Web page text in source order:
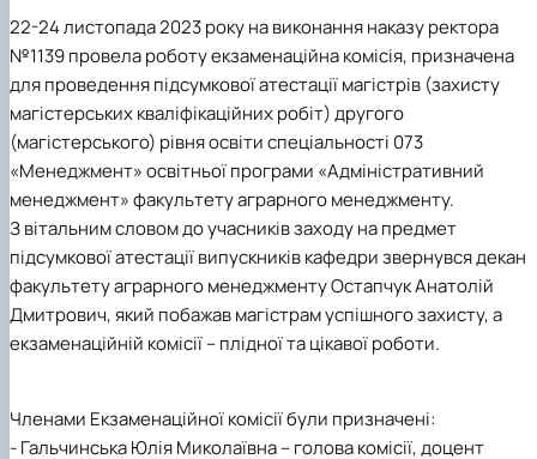
22-24 листопада 2023 року на виконання наказу ректора
№1139 провела роботу екзаменаційна комісія, призначена
для проведення підсумкової атестації магістрів (захисту
магістерських кваліфікаційних робіт) другого
(магістерського) рівня освіти спеціальності 073
«Менеджмент» освітньої програми «Адміністративний
менеджмент» факультету аграрного менеджменту.
З вітальним словом до учасників заходу на предмет
підсумкової атестації випускників кафедри звернувся декан
факультету аграрного менеджменту Остапчук Анатолій
Дмитрович, який побажав магістрам успішного захисту, а
екзаменаційній комісії – плідної та цікавої роботи.
Членами Екзаменаційної комісії були призначені:
- Гальчинська Юлія Миколаївна – голова комісії, доцент